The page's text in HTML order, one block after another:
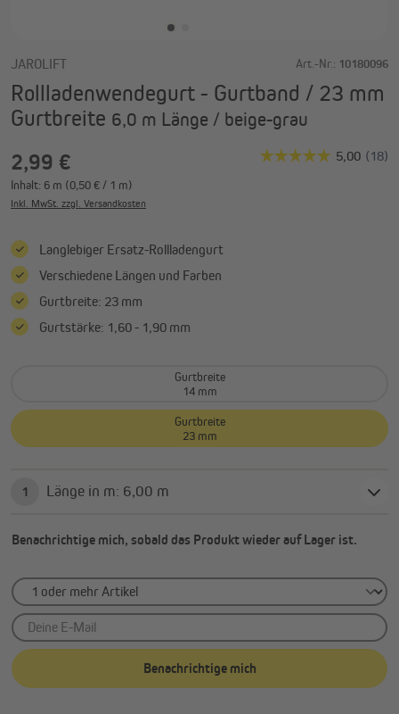
JAROLIFT Art.-Nr.: 10180096
Rollladenwendegurt - Gurtband / 23 mm
Gurtbreite 6,0 m Länge / beige-grau
2,99 €
Inhalt: 6 m (0,50 € / 1 m)
Inkl. MwSt. zzgl. Versandkosten
Langlebiger Ersatz-Rollladengurt
Verschiedene Längen und Farben
Gurtbreite: 23 mm
Gurtstärke: 1,60 - 1,90 mm
Gurtbreite
14 mm
Gurtbreite
23 mm
1 Länge in m: 6,00 m
Benachrichtige mich, sobald das Produkt wieder auf Lager ist.
Deine E-Mail
Benachrichtige mich